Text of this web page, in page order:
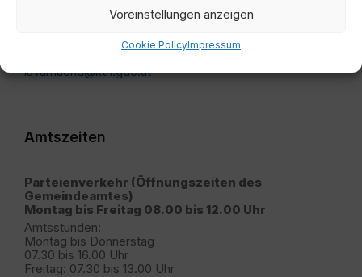
Voreinstellungen anzeigen
Cookie PolicyImpressum
lavamuend@ktn.gde.at
Amtszeiten
Parteienverkehr (Öffnungszeiten des
Gemeindeamtes)
Montag bis Freitag 08.00 bis 12.00 Uhr
Amtsstunden:
Montag bis Donnerstag
07.30 bis 16.00 Uhr
Freitag: 07.30 bis 13.00 Uhr